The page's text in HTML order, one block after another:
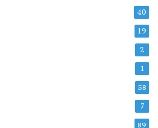
40
19
2
1
58
7
89